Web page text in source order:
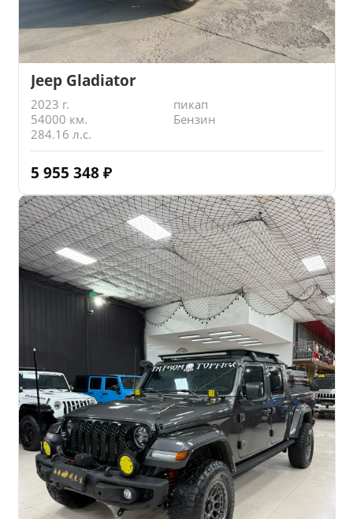
Jeep Gladiator
2023 г.
пикап
54000 км.
Бензин
284.16 л.с.
5 955 348 ₽